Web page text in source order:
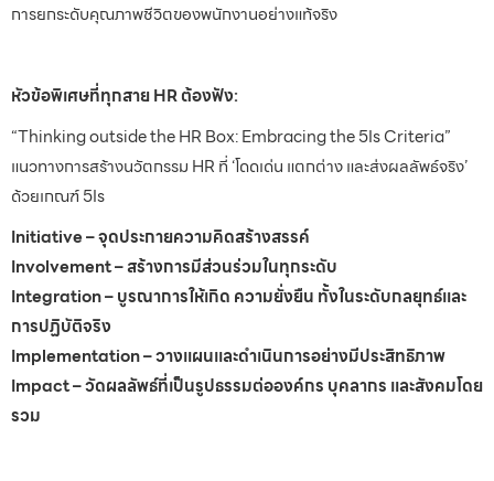
การยกระดับคุณภาพชีวิตของพนักงานอย่างแท้จริง
หัวข้อพิเศษที่ทุกสาย HR ต้องฟัง:
“Thinking outside the HR Box: Embracing the 5Is Criteria”
แนวทางการสร้างนวัตกรรม HR ที่ ‘โดดเด่น แตกต่าง และส่งผลลัพธ์จริง’
ด้วยเกณฑ์ 5Is
Initiative – จุดประกายความคิดสร้างสรรค์
Involvement – สร้างการมีส่วนร่วมในทุกระดับ
Integration – บูรณาการให้เกิด ความยั่งยืน ทั้งในระดับกลยุทธ์และ
การปฏิบัติจริง
Implementation – วางแผนและดำเนินการอย่างมีประสิทธิภาพ
Impact – วัดผลลัพธ์ที่เป็นรูปธรรมต่อองค์กร บุคลากร และสังคมโดย
รวม